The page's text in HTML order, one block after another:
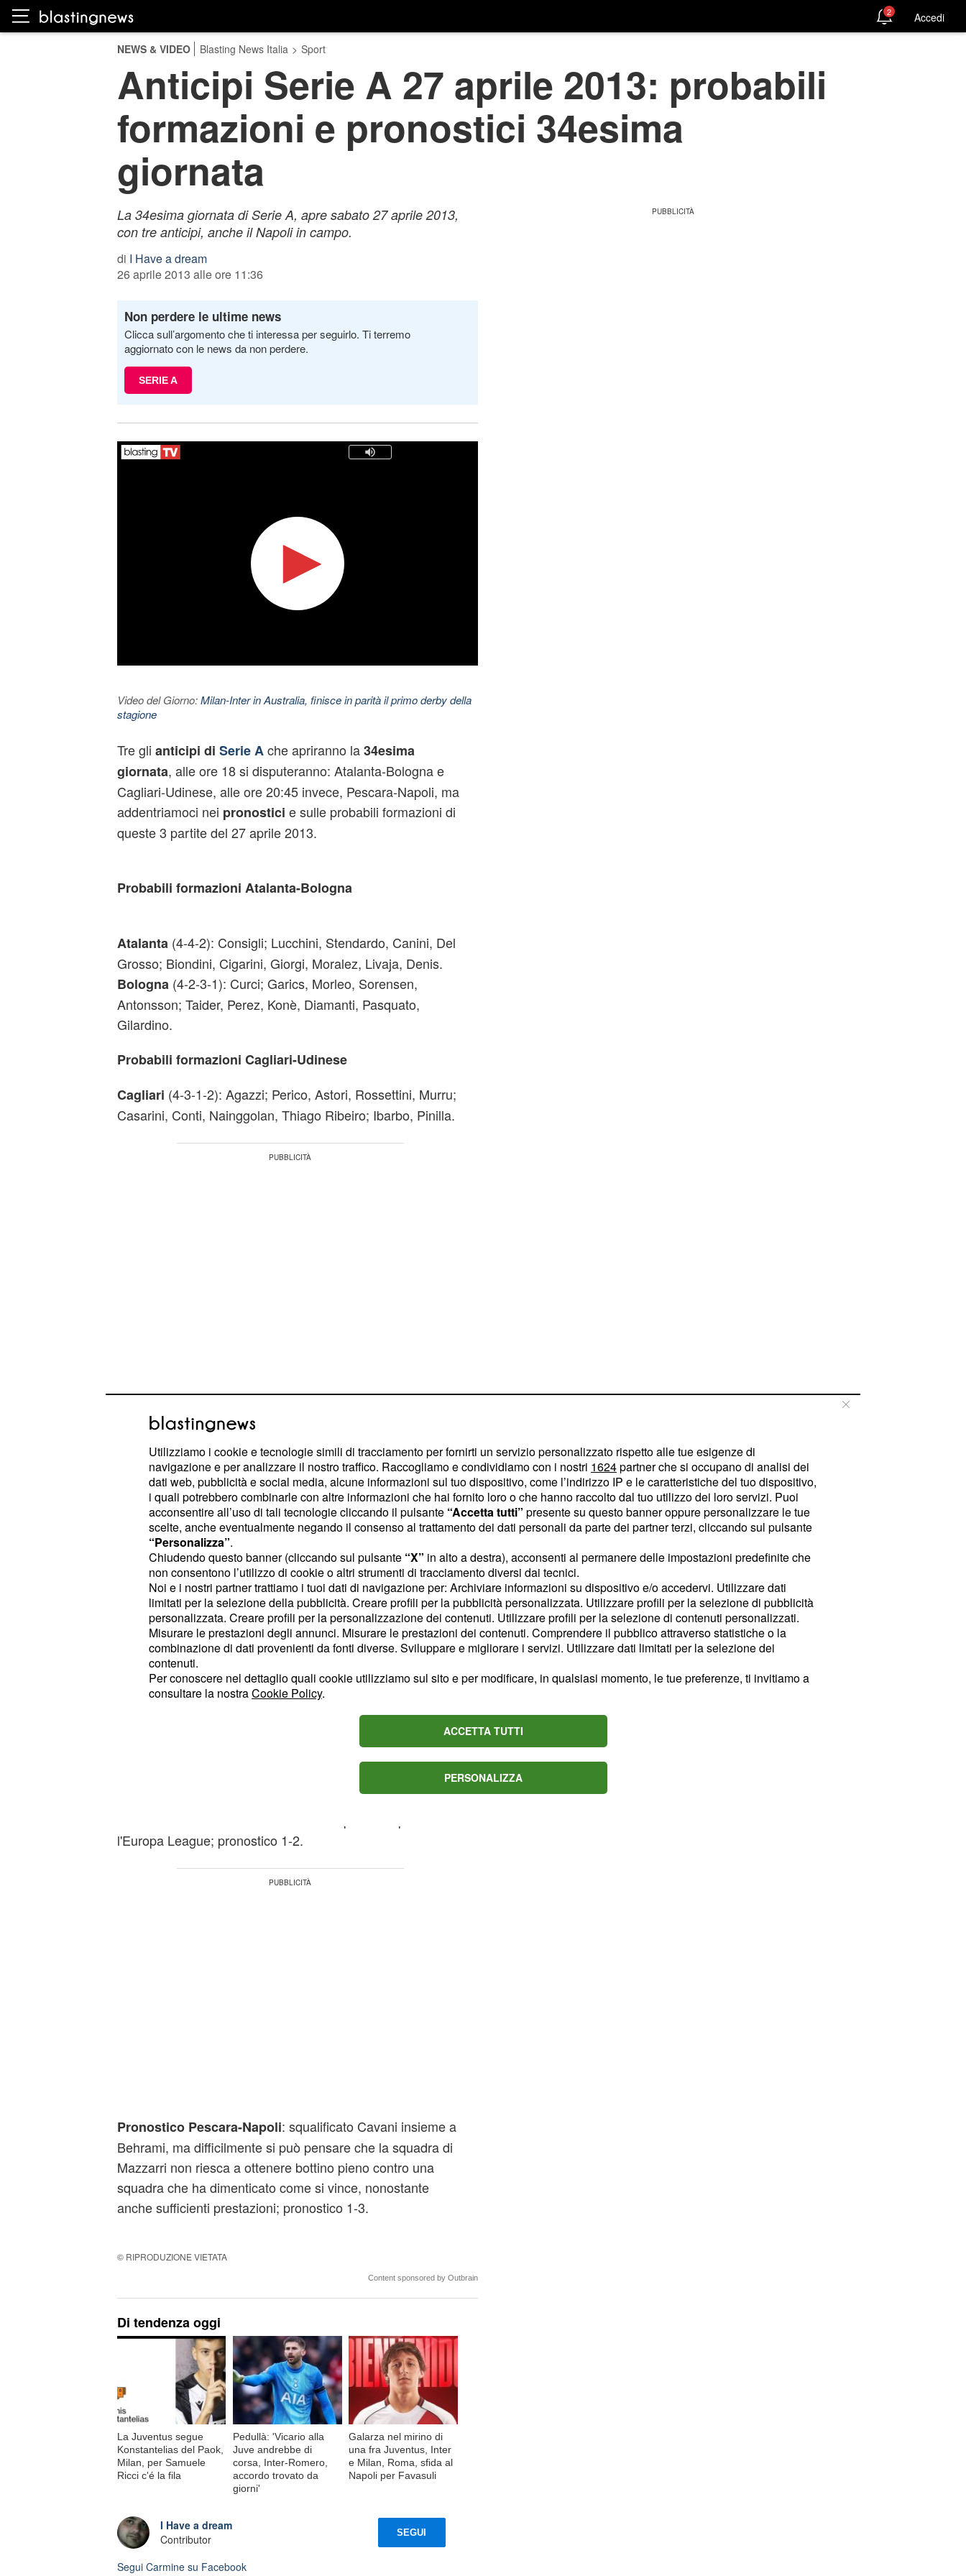
2 Accedi
NEWS & VIDEO Blasting News Italia > Sport
Anticipi Serie A 27 aprile 2013: probabili
formazioni e pronostici 34esima
giornata
La 34esima giornata di Serie A, apre sabato 27 aprile 2013,
con tre anticipi, anche il Napoli in campo.
di I Have a dream
26 aprile 2013 alle ore 11:36
Non perdere le ultime news
Clicca sull’argomento che ti interessa per seguirlo. Ti terremo
aggiornato con le news da non perdere.
SERIE A
Video del Giorno:Milan-Inter in Australia, finisce in parità il primo derby della
stagione
Tre gli anticipi di Serie A che apriranno la34esima
giornata, alle ore 18 si disputeranno: Atalanta-Bologna e
Cagliari-Udinese, alle ore 20:45 invece, Pescara-Napoli, ma
addentriamoci nei pronostici e sulle probabili formazioni di
queste 3 partite del 27 aprile 2013.
Probabili formazioni Atalanta-Bologna
Atalanta (4-4-2): Consigli; Lucchini, Stendardo, Canini, Del
Grosso; Biondini, Cigarini, Giorgi, Moralez, Livaja, Denis.
Bologna (4-2-3-1): Curci; Garics, Morleo, Sorensen,
Antonsson; Taider, Perez, Konè, Diamanti, Pasquato,
Gilardino.
Probabili formazioni Cagliari-Udinese
Cagliari (4-3-1-2): Agazzi; Perico, Astori, Rossettini, Murru;
Casarini, Conti, Nainggolan, Thiago Ribeiro; Ibarbo, Pinilla.
Udinese(3-4-1-2): Brkic; Benatia, Danilo, Domizzi; Basta,
Allan, Lazzari, Silva, Pereyra; Muriel, Di Natale.
Probabili formazioni Pescara-Napoli
Pescara(4-2-3-1): Pelizzoli; Zauri, Capuano, Cosic,
Modesto; Togni, Rizzo, Caprari, Cascione, Sculli; Sforzini.
Napoli(3-4-2-1): De Sanctis; Campagnaro, Cannavaro,
Britos; Maggio, Dzemaili, Inler, Zuniga, Hamsik, Insigne;
Pandev.
Pronostici anticipi Serie A del 27 aprile 2013
Pronostico Atalanta-Bologna
squadra Colantuono, ma anche molti infortuni, una partita
che conta poco per la classifica; meno problemi per Pioli,
: sta facendo benissimo la
Paolo, può far paura alla squadra di Guidolin che ritrova
l'Europa League; pronostico 1-2.
Pronostico Pescara-Napoli: squalificato Cavani insieme a
Behrami, ma difficilmente si può pensare che la squadra di
Mazzarri non riesca a ottenere bottino pieno contro una
squadra che ha dimenticato come si vince, nonostante
anche sufficienti prestazioni; pronostico 1-3.
© RIPRODUZIONE VIETATA
Content sponsored by Outbrain
Di tendenza oggi
La Juventus segue
Konstantelias del Paok,
Milan, per Samuele
Ricci c'é la fila
Pedullà: 'Vicario alla
Juve andrebbe di
corsa, Inter-Romero,
accordo trovato da
giorni'
Galarza nel mirino di
una fra Juventus, Inter
e Milan, Roma, sfida al
Napoli per Favasuli
I Have a dream
Contributor
SEGUI
Segui Carminesu Facebook
Utilizziamo i cookie e tecnologie simili di tracciamento per fornirti un servizio personalizzato rispetto alle tue esigenze di
navigazione e per analizzare il nostro traffico. Raccogliamo e condividiamo con i nostri 1624partner che si occupano di analisi dei
dati web, pubblicità e social media, alcune informazioni sul tuo dispositivo, come l’indirizzo IP e le caratteristiche del tuo dispositivo,
i quali potrebbero combinarle con altre informazioni che hai fornito loro o che hanno raccolto dal tuo utilizzo dei loro servizi. Puoi
acconsentire all’uso di tali tecnologie cliccando il pulsante “Accetta tutti” presente su questo banner oppure personalizzare le tue
scelte, anche eventualmente negando il consenso al trattamento dei dati personali da parte dei partner terzi, cliccando sul pulsante
“Personalizza”.
Chiudendo questo banner (cliccando sul pulsante “X” in alto a destra), acconsenti al permanere delle impostazioni predefinite che
non consentono l’utilizzo di cookie o altri strumenti di tracciamento diversi dai tecnici.
Noi e i nostri partner trattiamo i tuoi dati di navigazione per: Archiviare informazioni su dispositivo e/o accedervi. Utilizzare dati
limitati per la selezione della pubblicità. Creare profili per la pubblicità personalizzata. Utilizzare profili per la selezione di pubblicità
personalizzata. Creare profili per la personalizzazione dei contenuti. Utilizzare profili per la selezione di contenuti personalizzati.
Misurare le prestazioni degli annunci. Misurare le prestazioni dei contenuti. Comprendere il pubblico attraverso statistiche o la
combinazione di dati provenienti da fonti diverse. Sviluppare e migliorare i servizi. Utilizzare dati limitati per la selezione dei
contenuti.
Per conoscere nel dettaglio quali cookie utilizziamo sul sito e per modificare, in qualsiasi momento, le tue preferenze, ti invitiamo a
consultare la nostraCookie Policy.
ACCETTA TUTTI
PERSONALIZZA